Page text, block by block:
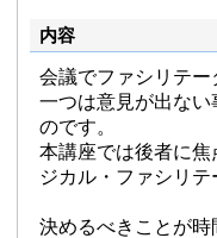
内容
会議でファシリテ
一つは意見が出な
のです。
本講座では後者に
ジカル・ファシリテ
決めるべきことが